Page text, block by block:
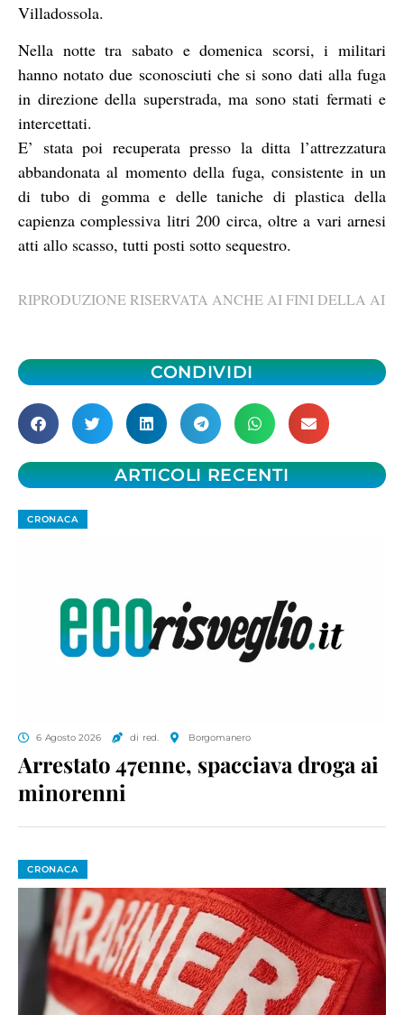
Villadossola.
Nella notte tra sabato e domenica scorsi, i militari
hanno notato due sconosciuti che si sono dati alla fuga
in direzione della superstrada, ma sono stati fermati e
intercettati.
E’ stata poi recuperata presso la ditta l’attrezzatura
abbandonata al momento della fuga, consistente in un
di tubo di gomma e delle taniche di plastica della
capienza complessiva litri 200 circa, oltre a vari arnesi
atti allo scasso, tutti posti sotto sequestro.
RIPRODUZIONE RISERVATA ANCHE AI FINI DELLA AI
CONDIVIDI
ARTICOLI RECENTI
CRONACA
6 Agosto 2026 di red. Borgomanero
Arrestato 47enne, spacciava droga ai
minorenni
CRONACA